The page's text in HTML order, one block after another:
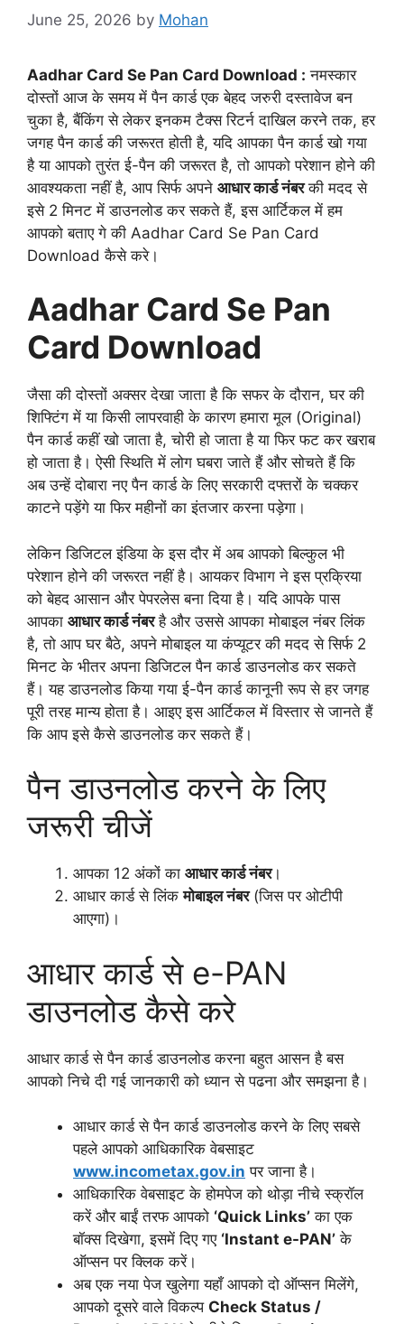
June 25, 2026 by Mohan
Aadhar Card Se Pan Card Download : नमस्कार
दोस्तों आज के समय में पैन कार्ड एक बेहद जरुरी दस्तावेज बन
चुका है, बैंकिंग से लेकर इनकम टैक्स रिटर्न दाखिल करने तक, हर
जगह पैन कार्ड की जरूरत होती है, यदि आपका पैन कार्ड खो गया
है या आपको तुरंत ई-पैन की जरूरत है, तो आपको परेशान होने की
आवश्यकता नहीं है, आप सिर्फ अपने आधार कार्ड नंबरकी मदद से
इसे 2 मिनट में डाउनलोड कर सकते हैं, इस आर्टिकल में हम
आपको बताए गे की Aadhar Card Se Pan Card
Download कैसे करे।
Aadhar Card Se Pan
Card Download
जैसा की दोस्तों अक्सर देखा जाता है कि सफर के दौरान, घर की
शिफ्टिंग में या किसी लापरवाही के कारण हमारा मूल (Original)
पैन कार्ड कहीं खो जाता है, चोरी हो जाता है या फिर फट कर खराब
हो जाता है। ऐसी स्थिति में लोग घबरा जाते हैं और सोचते हैं कि
अब उन्हें दोबारा नए पैन कार्ड के लिए सरकारी दफ्तरों के चक्कर
काटने पड़ेंगे या फिर महीनों का इंतजार करना पड़ेगा।
लेकिन डिजिटल इंडिया के इस दौर में अब आपको बिल्कुल भी
परेशान होने की जरूरत नहीं है। आयकर विभाग ने इस प्रक्रिया
को बेहद आसान और पेपरलेस बना दिया है। यदि आपके पास
आपका आधार कार्ड नंबरहै और उससे आपका मोबाइल नंबर लिंक
है, तो आप घर बैठे, अपने मोबाइल या कंप्यूटर की मदद से सिर्फ 2
मिनट के भीतर अपना डिजिटल पैन कार्ड डाउनलोड कर सकते
हैं। यह डाउनलोड किया गया ई-पैन कार्ड कानूनी रूप से हर जगह
पूरी तरह मान्य होता है। आइए इस आर्टिकल में विस्तार से जानते हैं
कि आप इसे कैसे डाउनलोड कर सकते हैं।
पैन डाउनलोड करने के लिए
जरूरी चीजें
आपका 12 अंकों का आधार कार्ड नंबर।
आधार कार्ड से लिंकमोबाइल नंबर(जिस पर ओटीपी
आएगा)।
आधार कार्ड से e-PAN
डाउनलोड कैसे करे
आधार कार्ड से पैन कार्ड डाउनलोड करना बहुत आसन है बस
आपको निचे दी गई जानकारी को ध्यान से पढना और समझना है।
आधार कार्ड से पैन कार्ड डाउनलोड करने के लिए सबसे
पहले आपको आधिकारिक वेबसाइट
www.incometax.gov.in पर जाना है।
आधिकारिक वेबसाइट के होमपेज को थोड़ा नीचे स्क्रॉल
करें और बाईं तरफ आपको ‘Quick Links’ का एक
बॉक्स दिखेगा, इसमें दिए गए ‘Instant e-PAN’ के
ऑप्सन पर क्लिक करें।
अब एक नया पेज खुलेगा यहाँ आपको दो ऑप्सन मिलेंगे,
आपको दूसरे वाले विकल्प Check Status /